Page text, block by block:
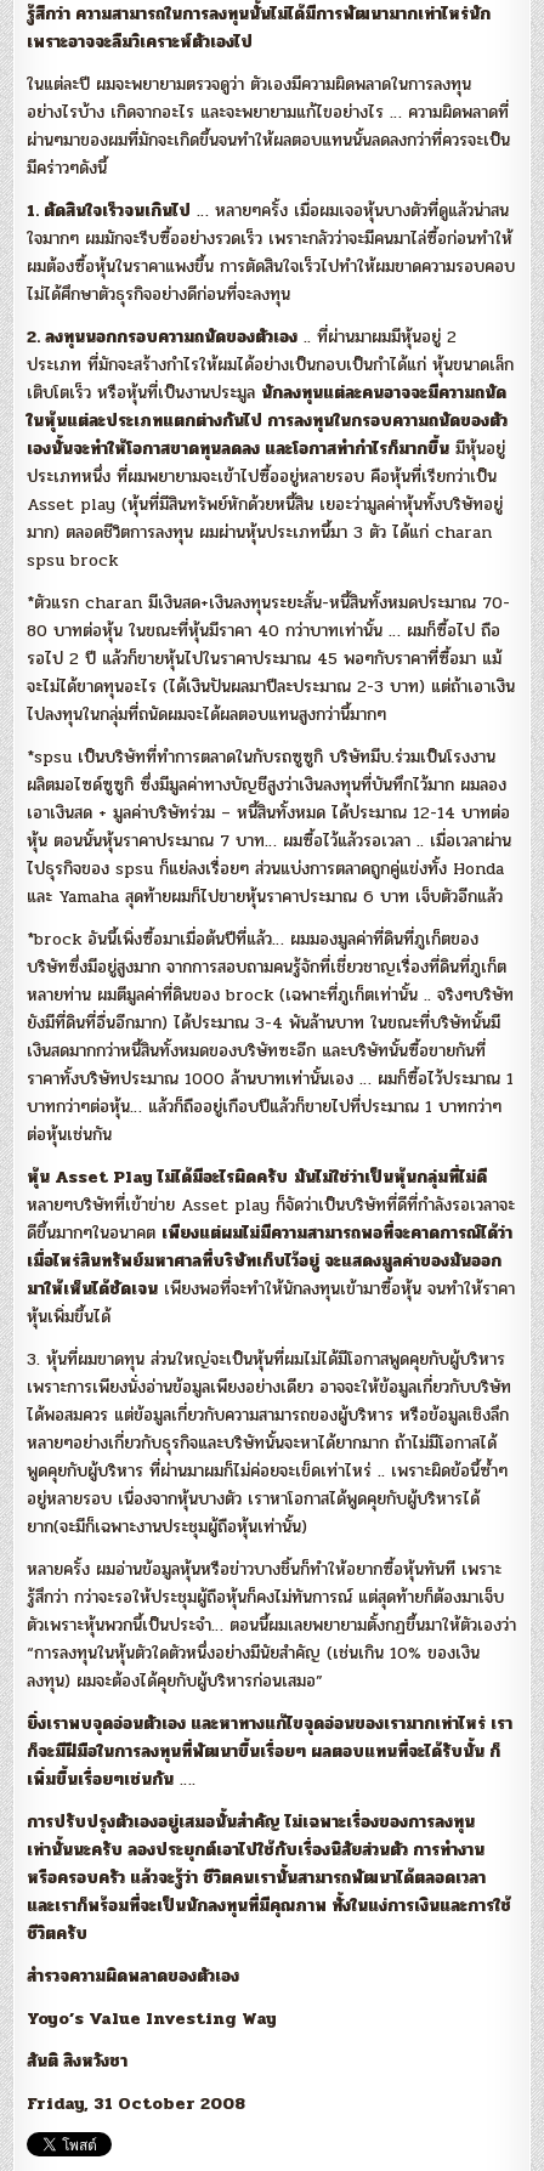
รู้สึกว่า ความสามารถในการลงทุนนั้นไม่ได้มีการพัฒนามากเท่าไหร่นัก
เพราะอาจจะลืมวิเคราะห์ตัวเองไป
ในแต่ละปี ผมจะพยายามตรวจดูว่า ตัวเองมีความผิดพลาดในการลงทุน
อย่างไรบ้าง เกิดจากอะไร และจะพยายามแก้ไขอย่างไร … ความผิดพลาดที่
ผ่านๆมาของผมที่มักจะเกิดขึ้นจนทำให้ผลตอบแทนนั้นลดลงกว่าที่ควรจะเป็น
มีคร่าวๆดังนี้
1. ตัดสินใจเร็วจนเกินไป … หลายๆครั้ง เมื่อผมเจอหุ้นบางตัวที่ดูแล้วน่าสน
ใจมากๆ ผมมักจะรีบซื้ออย่างรวดเร็ว เพราะกลัวว่าจะมีคนมาไล่ซื้อก่อนทำให้
ผมต้องซื้อหุ้นในราคาแพงขึ้น การตัดสินใจเร็วไปทำให้ผมขาดความรอบคอบ
ไม่ได้ศึกษาตัวธุรกิจอย่างดีก่อนที่จะลงทุน
2. ลงทุนนอกกรอบความถนัดของตัวเอง .. ที่ผ่านมาผมมีหุ้นอยู่ 2
ประเภท ที่มักจะสร้างกำไรให้ผมได้อย่างเป็นกอบเป็นกำได้แก่ หุ้นขนาดเล็ก
เติบโตเร็ว หรือหุ้นที่เป็นงานประมูล นักลงทุนแต่ละคนอาจจะมีความถนัด
ในหุ้นแต่ละประเภทแตกต่างกันไป การลงทุนในกรอบความถนัดของตัว
เองนั้นจะทำให้โอกาสขาดทุนลดลง และโอกาสทำกำไรก็มากขึ้น มีหุ้นอยู่
ประเภทหนึ่ง ที่ผมพยายามจะเข้าไปซื้ออยู่หลายรอบ คือหุ้นที่เรียกว่าเป็น
Asset play (หุ้นที่มีสินทรัพย์หักด้วยหนี้สิน เยอะว่ามูลค่าหุ้นทั้งบริษัทอยู่
มาก) ตลอดชีวิตการลงทุน ผมผ่านหุ้นประเภทนี้มา 3 ตัว ได้แก่ charan
spsu brock
*ตัวแรก charan มีเงินสด+เงินลงทุนระยะสั้น-หนี้สินทั้งหมดประมาณ 70-
80 บาทต่อหุ้น ในขณะที่หุ้นมีราคา 40 กว่าบาทเท่านั้น … ผมก็ซื้อไป ถือ
รอไป 2 ปี แล้วก็ขายหุ้นไปในราคาประมาณ 45 พอๆกับราคาที่ซื้อมา แม้
จะไม่ได้ขาดทุนอะไร (ได้เงินปันผลมาปีละประมาณ 2-3 บาท) แต่ถ้าเอาเงิน
ไปลงทุนในกลุ่มที่ถนัดผมจะได้ผลตอบแทนสูงกว่านี้มากๆ
*spsu เป็นบริษัทที่ทำการตลาดในกับรถซูซูกิ บริษัทมีบ.ร่วมเป็นโรงงาน
ผลิตมอไซด์ซูซูกิ ซึ่งมีมูลค่าทางบัญชีสูงว่าเงินลงทุนที่บันทึกไว้มาก ผมลอง
เอาเงินสด + มูลค่าบริษัทร่วม – หนี้สินทั้งหมด ได้ประมาณ 12-14 บาทต่อ
หุ้น ตอนนั้นหุ้นราคาประมาณ 7 บาท… ผมซื้อไว้แล้วรอเวลา .. เมื่อเวลาผ่าน
ไปธุรกิจของ spsu ก็แย่ลงเรื่อยๆ ส่วนแบ่งการตลาดถูกคู่แข่งทั้ง Honda
และ Yamaha สุดท้ายผมก็ไปขายหุ้นราคาประมาณ 6 บาท เจ็บตัวอีกแล้ว
*brock อันนี้เพิ่งซื้อมาเมื่อต้นปีที่แล้ว… ผมมองมูลค่าที่ดินที่ภูเก็ตของ
บริษัทซึ่งมีอยู่สูงมาก จากการสอบถามคนรู้จักที่เชี่ยวชาญเรื่องที่ดินที่ภูเก็ต
หลายท่าน ผมตีมูลค่าที่ดินของ brock (เฉพาะที่ภูเก็ตเท่านั้น .. จริงๆบริษัท
ยังมีที่ดินที่อื่นอีกมาก) ได้ประมาณ 3-4 พันล้านบาท ในขณะที่บริษัทนั้นมี
เงินสดมากกว่าหนี้สินทั้งหมดของบริษัทซะอีก และบริษัทนั้นซื้อขายกันที่
ราคาทั้งบริษัทประมาณ 1000 ล้านบาทเท่านั้นเอง … ผมก็ซื้อไว้ประมาณ 1
บาทกว่าๆต่อหุ้น… แล้วก็ถืออยู่เกือบปีแล้วก็ขายไปที่ประมาณ 1 บาทกว่าๆ
ต่อหุ้นเช่นกัน
หุ้น Asset Play ไม่ได้มีอะไรผิดครับ มันไม่ใช่ว่าเป็นหุ้นกลุ่มที่ไม่ดี
หลายๆบริษัทที่เข้าข่าย Asset play ก็จัดว่าเป็นบริษัทที่ดีที่กำลังรอเวลาจะ
ดีขึ้นมากๆในอนาคต เพียงแต่ผมไม่มีความสามารถพอที่จะคาดการณ์ได้ว่า
เมื่อไหร่สินทรัพย์มหาศาลที่บริษัทเก็บไว้อยู่ จะแสดงมูลค่าของมันออก
มาให้เห็นได้ชัดเจน เพียงพอที่จะทำให้นักลงทุนเข้ามาซื้อหุ้น จนทำให้ราคา
หุ้นเพิ่มขึ้นได้
3. หุ้นที่ผมขาดทุน ส่วนใหญ่จะเป็นหุ้นที่ผมไม่ได้มีโอกาสพูดคุยกับผู้บริหาร
เพราะการเพียงนั่งอ่านข้อมูลเพียงอย่างเดียว อาจจะให้ข้อมูลเกี่ยวกับบริษัท
ได้พอสมควร แต่ข้อมูลเกี่ยวกับความสามารถของผู้บริหาร หรือข้อมูลเชิงลึก
หลายๆอย่างเกี่ยวกับธุรกิจและบริษัทนั้นจะหาได้ยากมาก ถ้าไม่มีโอกาสได้
พูดคุยกับผู้บริหาร ที่ผ่านมาผมก็ไม่ค่อยจะเข็ดเท่าไหร่ .. เพราะผิดข้อนี้ซ้ำๆ
อยู่หลายรอบ เนื่องจากหุ้นบางตัว เราหาโอกาสได้พูดคุยกับผู้บริหารได้
ยาก(จะมีก็เฉพาะงานประชุมผู้ถือหุ้นเท่านั้น)
หลายครั้ง ผมอ่านข้อมูลหุ้นหรือข่าวบางชิ้นก็ทำให้อยากซื้อหุ้นทันที เพราะ
รู้สึกว่า กว่าจะรอให้ประชุมผู้ถือหุ้นก็คงไม่ทันการณ์ แต่สุดท้ายก็ต้องมาเจ็บ
ตัวเพราะหุ้นพวกนี้เป็นประจำ… ตอนนี้ผมเลยพยายามตั้งกฏขึ้นมาให้ตัวเองว่า
“การลงทุนในหุ้นตัวใดตัวหนึ่งอย่างมีนัยสำคัญ (เช่นเกิน 10% ของเงิน
ลงทุน) ผมจะต้องได้คุยกับผู้บริหารก่อนเสมอ”
ยิ่งเราพบจุดอ่อนตัวเอง และหาทางแก้ไขจุดอ่อนของเรามากเท่าไหร่ เรา
ก็จะมีฝีมือในการลงทุนที่พัฒนาขึ้นเรื่อยๆ ผลตอบแทนที่จะได้รับนั้น ก็
เพิ่มขึ้นเรื่อยๆเช่นกัน ….
การปรับปรุงตัวเองอยู่เสมอนั้นสำคัญ ไม่เฉพาะเรื่องของการลงทุน
เท่านั้นนะครับ ลองประยุกต์เอาไปใช้กับเรื่องนิสัยส่วนตัว การทำงาน
หรือครอบครัว แล้วจะรู้ว่า ชีวิตคนเรานั้นสามารถพัฒนาได้ตลอดเวลา
และเราก็พร้อมที่จะเป็นนักลงทุนที่มีคุณภาพ ทั้งในแง่การเงินและการใช้
ชีวิตครับ
สำรวจความผิดพลาดของตัวเอง
Yoyo’s Value Investing Way
สันติ สิงหวังชา
Friday, 31 October 2008